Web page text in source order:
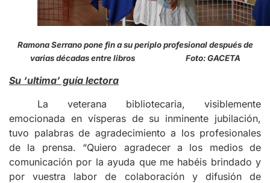
Ramona Serrano pone fin a su periplo profesional después de
varias décadas entre libros Foto: GACETA
Su ‘ultima’ guía lectora
La veterana bibliotecaria, visiblemente
emocionada en vísperas de su inminente jubilación,
tuvo palabras de agradecimiento a los profesionales
de la prensa. “Quiero agradecer a los medios de
comunicación por la ayuda que me habéis brindado y
por vuestra labor de colaboración y difusión de